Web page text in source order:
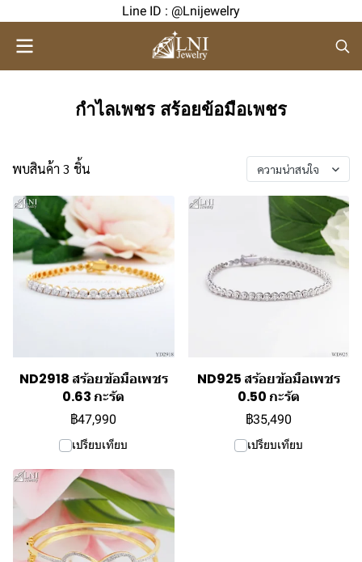
Line ID : @Lnijewelry
กำไลเพชร สร้อยข้อมือเพชร
พบสินค้า 3 ชิ้น ความน่าสนใจ
ND2918 สร้อยข้อมือเพชร
0.63 กะรัต
฿47,990
เปรียบเทียบ
ND925 สร้อยข้อมือเพชร
0.50 กะรัต
฿35,490
เปรียบเทียบ